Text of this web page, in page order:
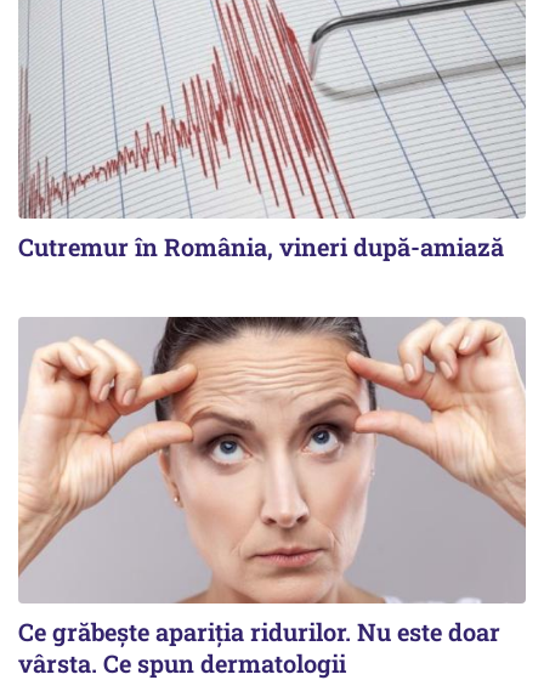
Cutremur în România, vineri după-amiază
Ce grăbește apariția ridurilor. Nu este doar
vârsta. Ce spun dermatologii